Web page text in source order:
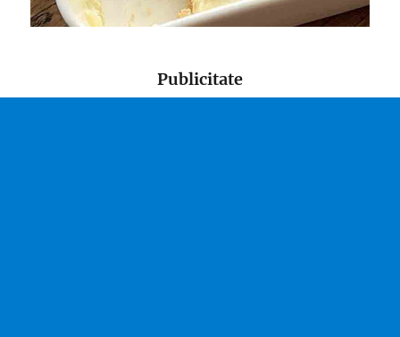
Publicitate